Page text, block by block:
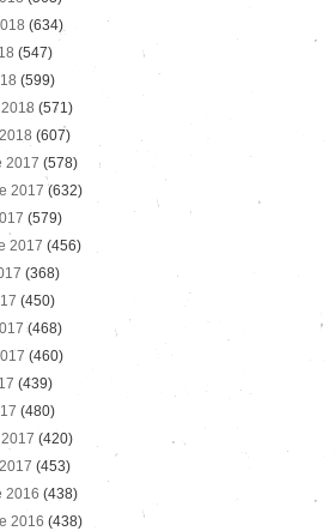
(634)
(547)
(599)
(571)
(607)
2017 (578)
2017 (632)
(579)
2017 (456)
(368)
(450)
(468)
(460)
(439)
(480)
(420)
(453)
2016 (438)
2016 (438)